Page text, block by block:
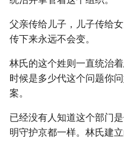
父亲传给儿子，儿子传给
传下来永远不会变。
林氏的这个姓则一直统治
时候是多少代这个问题你
案。
已经没有人知道这个部门
明守护京都一样。林氏建